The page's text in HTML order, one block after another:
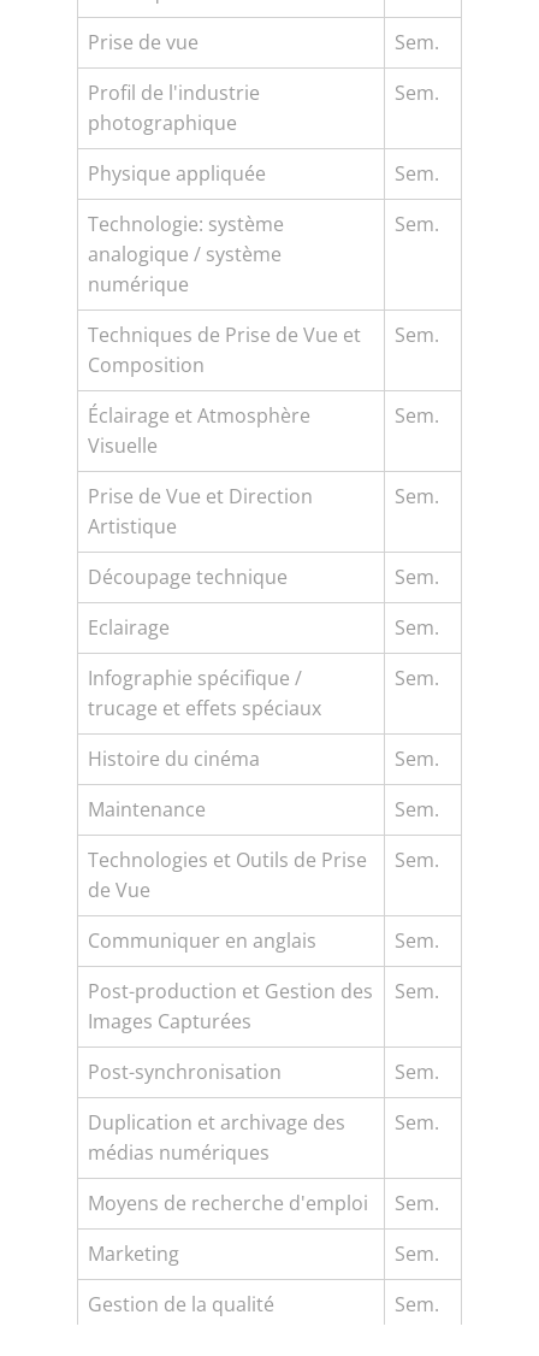
Prise de vue
Sem.
Profil de l'industrie
photographique
Sem.
Physique appliquée
Sem.
Technologie: système
analogique / système
numérique
Sem.
Techniques de Prise de Vue et
Composition
Sem.
Éclairage et Atmosphère
Visuelle
Sem.
Prise de Vue et Direction
Artistique
Sem.
Découpage technique
Sem.
Eclairage
Sem.
Infographie spécifique /
trucage et effets spéciaux
Sem.
Histoire du cinéma
Sem.
Maintenance
Sem.
Technologies et Outils de Prise
de Vue
Sem.
Communiquer en anglais
Sem.
Post-production et Gestion des
Images Capturées
Sem.
Post-synchronisation
Sem.
Duplication et archivage des
médias numériques
Sem.
Moyens de recherche d'emploi
Sem.
Marketing
Sem.
Gestion de la qualité
Sem.